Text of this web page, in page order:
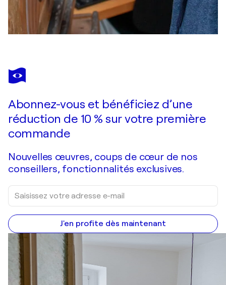
Abonnez-vous et bénéficiez d’une
réduction de 10 % sur votre première
commande
Nouvelles œuvres, coups de cœur de nos
conseillers, fonctionnalités exclusives.
J'en profite dès maintenant